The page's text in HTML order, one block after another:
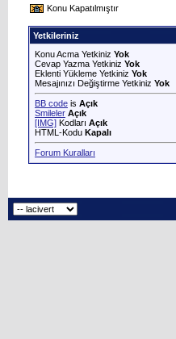
Konu Kapatılmıştır
Yetkileriniz
Konu Acma Yetkiniz Yok
Cevap Yazma Yetkiniz Yok
Eklenti Yükleme Yetkiniz Yok
Mesajınızı Değiştirme Yetkiniz Yok
BB code is Açık
Smileler Açık
[IMG] Kodları Açık
HTML-Kodu Kapalı
Forum Kuralları